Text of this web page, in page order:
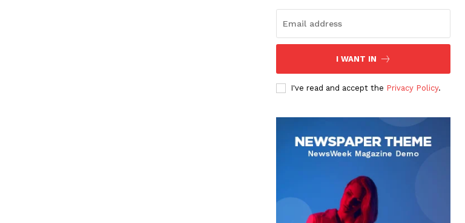
I WANT IN
I've read and accept the Privacy Policy.